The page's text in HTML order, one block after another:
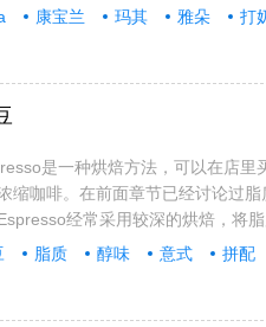
康宝兰 玛其 雅朵 打
是一种烘焙方法，可以在店里
缩咖啡。在前面章节已经讨论过
经常采用较深的烘焙，将
脂质 醇味 意式 拼配